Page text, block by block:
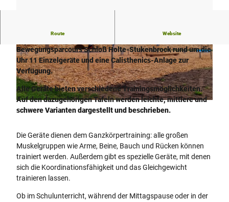
© Teutoburger Wald_Stadt Schloß Holte-Stukenbrock |
© Teutoburger Wald_Stadt Schloß Holte-Stuke
nbrock
© Teutoburger Wald_Stadt Schloß Holte-Stuke
nbrock
Route Website
Bewegungsparcours Schloß Holte-Stukenbrock rund um die
Uhr 11 Einzelgeräte und eine Calisthenics-Anlage zur
Verfügung.
Alle Geräte bieten verschiedene Trainingsmöglichkeiten.
Auf den dazugehörigen Tafeln werden leichte, mittlere und
schwere Varianten dargestellt und beschrieben.
Die Geräte dienen dem Ganzkörpertraining: alle großen
Muskelgruppen wie Arme, Beine, Bauch und Rücken können
trainiert werden. Außerdem gibt es spezielle Geräte, mit denen
sich die Koordinationsfähigkeit und das Gleichgewicht
trainieren lassen.
Ob im Schulunterricht, während der Mittagspause oder in der